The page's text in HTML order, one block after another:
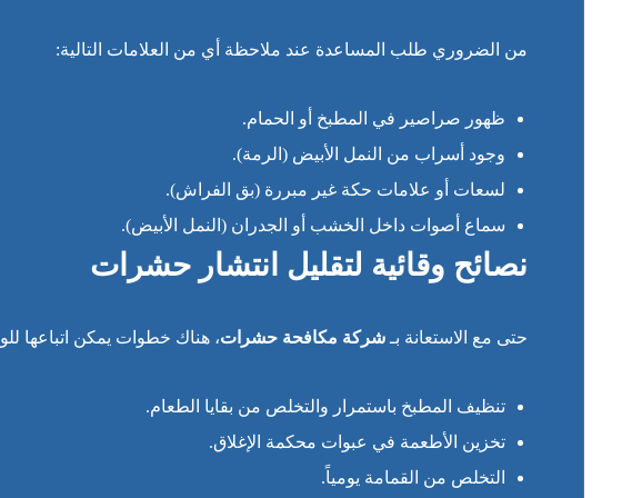
من الضروري طلب المساعدة عند ملاحظة أي من العلامات التالية:
ظهور صراصير في المطبخ أو الحمام.
وجود أسراب من النمل الأبيض (الرمة).
لسعات أو علامات حكة غير مبررة (بق الفراش).
سماع أصوات داخل الخشب أو الجدران (النمل الأبيض).
نصائح وقائية لتقليل انتشار حشرات
حتى مع الاستعانة بـ شركة مكافحة حشرات، هناك خطوات يمكن اتباعها
تنظيف المطبخ باستمرار والتخلص من بقايا الطعام.
تخزين الأطعمة في عبوات محكمة الإغلاق.
التخلص من القمامة يومياً.